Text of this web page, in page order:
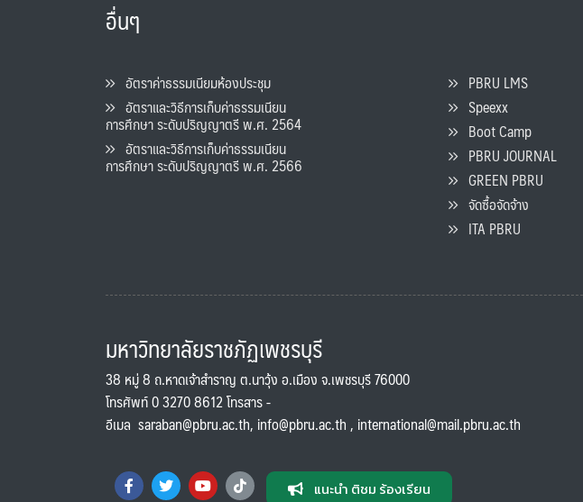
อื่นๆ
อัตราค่าธรรมเนียมห้องประชุม
อัตราและวิธีการเก็บค่าธรรมเนียน
การศึกษา ระดับปริญญาตรี พ.ศ. 2564
อัตราและวิธีการเก็บค่าธรรมเนียน
การศึกษา ระดับปริญญาตรี พ.ศ. 2566
PBRU LMS
Speexx
Boot Camp
PBRU JOURNAL
GREEN PBRU
จัดซื้อจัดจ้าง
ITA PBRU
มหาวิทยาลัยราชภัฏเพชรบุรี
38 หมู่ 8 ถ.หาดเจ้าสำราญ ต.นาวุ้ง อ.เมือง จ.เพชรบุรี 76000
โทรศัพท์ 0 3270 8612 โทรสาร -
อีเมล saraban@pbru.ac.th, info@pbru.ac.th, international@mail.pbru.ac.th
แนะนำ ติชม ร้องเรียน